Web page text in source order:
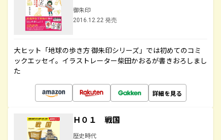
御朱印
2016.12.22 発売
大ヒット「地球の歩き方 御朱印シリーズ」では初めてのコミ
ックエッセイ。イラストレーター柴田かおるが書きおろしまし
た
詳細を見る
Ｈ０１ 戦国
歴史時代